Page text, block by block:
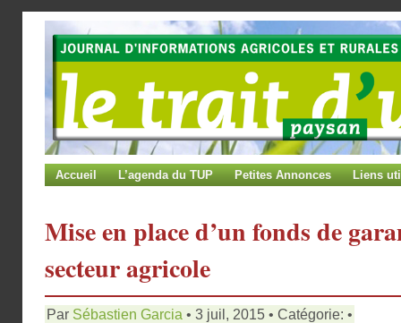
Accueil L’agenda du TUP Petites Annonces Liens
Mise en place d’un fonds de
secteur agricole
Par Sébastien Garcia • 3 juil, 2015 • Catégorie: •